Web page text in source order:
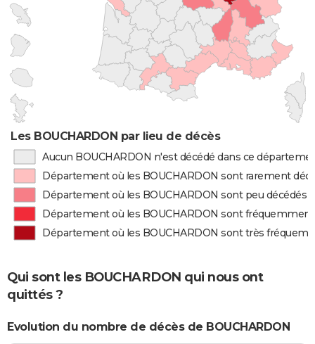
Les BOUCHARDON par lieu de décès
Aucun BOUCHARDON n'est décédé dans ce
Département où les BOUCHARDON sont rarement
Département où les BOUCHARDON sont peu décédés
Département où les BOUCHARDON sont
Département où les BOUCHARDON sont très
Qui sont les BOUCHARDON qui nous ont
quittés ?
Evolution du nombre de décès de BOUCHARDON